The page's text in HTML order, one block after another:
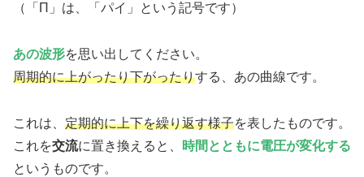
（「Π」は、「パイ」という記号です）
あの波形を思い出してください。
周期的に上がったり下がったりする、あの曲線です。
これは、 定期的に上下を繰り返す様子を表したものです。
これを交流に置き換えると、
時間とともに電圧が変化する
というものです。